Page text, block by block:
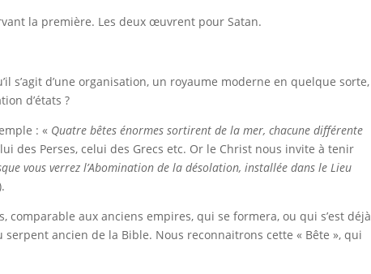
la première. Les deux œuvrent pour Satan.
s’agit d’une organisation, un royaume moderne en quelque sorte,
d’états ?
: « Quatre bêtes énormes sortirent de la mer, chacune différente
des Perses, celui des Grecs etc. Or le Christ nous invite à tenir
vous verrez l’Abomination de la désolation, installée dans le Lieu
comparable aux anciens empires, qui se formera, ou qui s’est déjà
ancien de la Bible. Nous reconnaitrons cette « Bête », qui